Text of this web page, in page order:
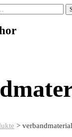
> verbandmaterial